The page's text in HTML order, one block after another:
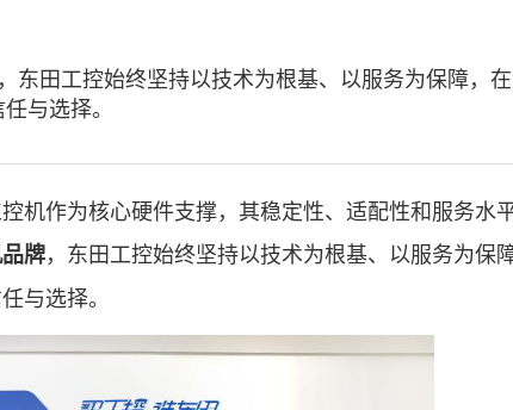
东田工控始终坚持以技术为根基、以服务为保障，
与选择。
作为核心硬件支撑，其稳定性、适配性和服务水
牌，东田工控始终坚持以技术为根基、以服务为保
与选择。